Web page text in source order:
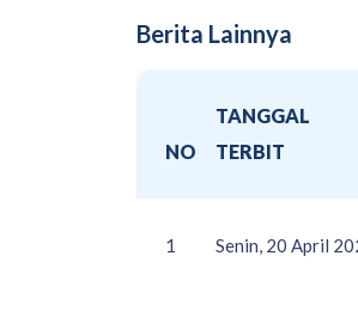
Berita Lainnya
NO
TANGGAL
TERBIT
1 Senin, 20 April